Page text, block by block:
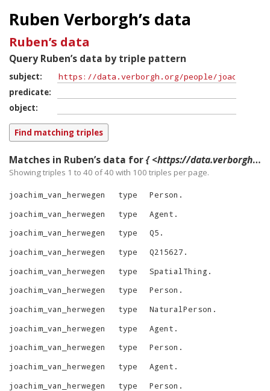
Ruben Verborgh’s data
Ruben’s data
Query Ruben’s data by triple pattern
subject
predicate
object
Matches in Ruben’s data for{ <https://data.verborgh.org/people/joachim_van_herwegen> ?p ?o }
Showing triples 1 to 40 of40 with 100 triples per page.
joachim_van_herwegen type Person .
joachim_van_herwegen
type Agent .
joachim_van_herwegen
type Q5 .
joachim_van_herwegen
type Q215627 .
joachim_van_herwegen
type SpatialThing .
joachim_van_herwegen
type Person .
joachim_van_herwegen
type NaturalPerson .
joachim_van_herwegen
type Agent .
joachim_van_herwegen
type Person .
joachim_van_herwegen
type Agent .
joachim_van_herwegen
type Person .